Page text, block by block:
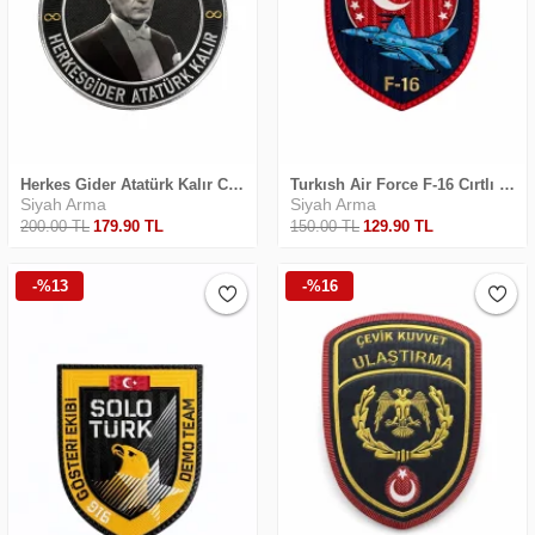
Herkes Gider Atatürk Kalır Cırtlı Arma
Siyah Arma
200.00TL 179.90 TL
Turkısh Air Force F-16 Cırtlı Arma
Siyah Arma
150.00TL 129.90 TL
-%13 -%16